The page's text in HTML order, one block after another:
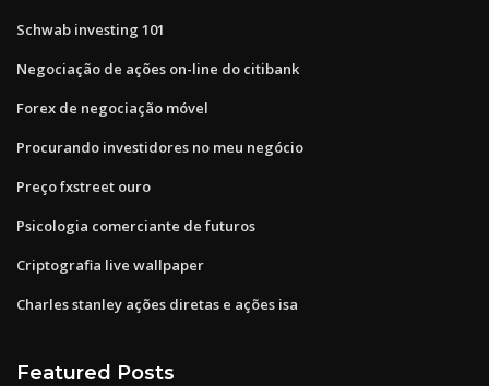
Schwab investing 101
Negociação de ações on-line do citibank
Forex de negociação móvel
Procurando investidores no meu negócio
Preço fxstreet ouro
Psicologia comerciante de futuros
Criptografia live wallpaper
Charles stanley ações diretas e ações isa
Featured Posts